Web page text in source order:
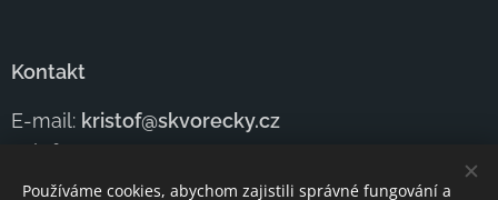
Kontakt
E-mail: kristof@skvorecky.cz
Telefon:
Kontaktujte nás
Používáme cookies, abychom zajistili správné fungování a